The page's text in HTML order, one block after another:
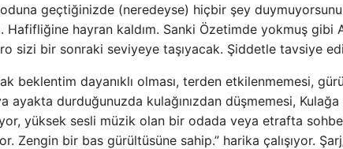
geçtiğinizde (neredeyse) hiçbir şey
Hafifliğine hayran kaldım. Sanki Özetimde yokmuş gibi
sizi bir sonraki seviyeye taşıyacak. Şiddetle tavsiye
beklentim dayanıklı olması, terden etkilenmemesi,
durduğunuzda kulağınızdan düşmemesi, Kulağa
yüksek sesli müzik olan bir odada veya etrafta
Zengin bir bas gürültüsüne sahip.” harika çalışıyor.